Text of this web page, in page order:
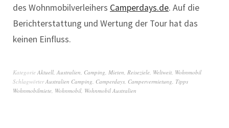
des Wohnmobilverleihers Camperdays.de. Auf die
Berichterstattung und Wertung der Tour hat das
keinen Einfluss.
Kategorie Aktuell, Australien, Camping, Mieten, Reiseziele, Weltweit, Wohnmobil
SchlagwörterAustralien Camping, Camperdays, Campervermietung, Tipps
Wohnmobilmiete, Wohnmobil, Wohnmobil Australien